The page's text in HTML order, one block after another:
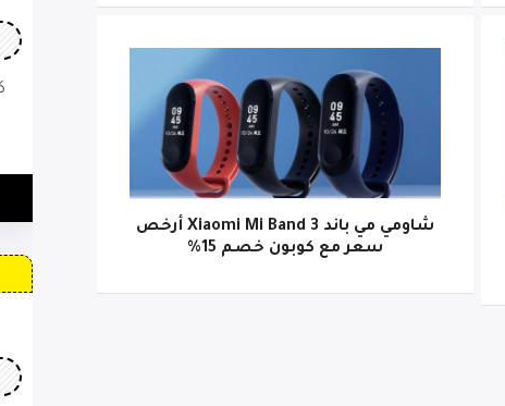
شاومي مي باند Xiaomi Mi Band 3 أرخص
سعر مع كوبون خصم 15%